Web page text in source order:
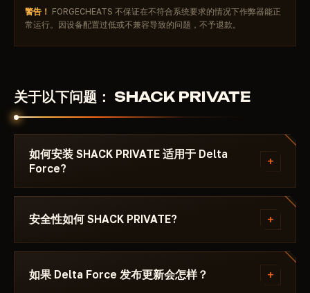
警告！ FORGECHEATS 不保证在不符合系统要求的情况下作弊器能正
常运行。因设备配置过低或不兼容导致的问题，不予退款。
关于以下问题： SHACK PRIVATE
如何安装 SHACK PRIVATE 适用于 Delta
Force?
+
付款后你将收到下载链接和专为以下游戏编写的说明：
Delta Force - ，其中注明所需的 Windows 版本、
Secure Boot 设置和启动顺序。如果遇到问题，请通过
Discord 或 Telegram 联系我们，我们会帮您解决。
安全性如何 SHACK PRIVATE? +
该作弊器在以下游戏的最新补丁上测试： Delta Force
后才会发布。当前状态可在卡片上查看——Undetected
/ 更新中 / 风险。若游戏更新后状态发生变化，该辅助
如果 Delta Force 发布更新会怎样？ +